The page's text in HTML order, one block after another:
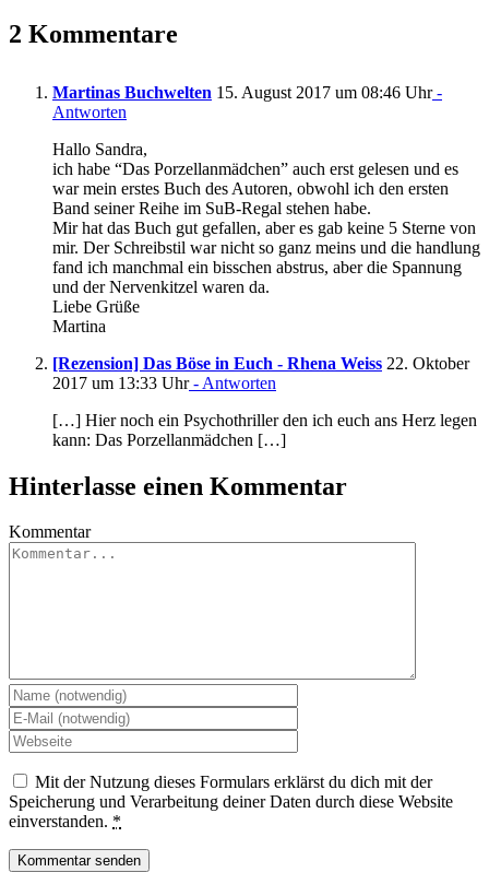
2 Kommentare
Martinas Buchwelten 15. August 2017 um 08:46 Uhr-
Antworten
Hallo Sandra,
ich habe “Das Porzellanmädchen” auch erst gelesen und es
war mein erstes Buch des Autoren, obwohl ich den ersten
Band seiner Reihe im SuB-Regal stehen habe.
Mir hat das Buch gut gefallen, aber es gab keine 5 Sterne von
mir. Der Schreibstil war nicht so ganz meins und die handlung
fand ich manchmal ein bisschen abstrus, aber die Spannung
und der Nervenkitzel waren da.
Liebe Grüße
Martina
[Rezension] Das Böse in Euch - Rhena Weiss 22. Oktober
2017 um 13:33 Uhr- Antworten
[…] Hier noch ein Psychothriller den ich euch ans Herz legen
kann: Das Porzellanmädchen […]
Hinterlasse einen Kommentar
Kommentar
Mit der Nutzung dieses Formulars erklärst du dich mit der
Speicherung und Verarbeitung deiner Daten durch diese Website
einverstanden. *